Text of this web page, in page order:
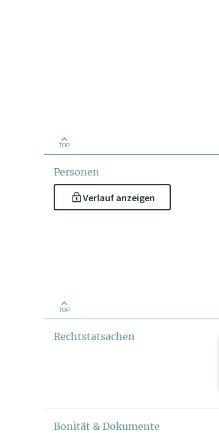
TOP
Personen
Verlauf anzeigen
TOP
Rechtstatsachen
Bonität & Dokumente